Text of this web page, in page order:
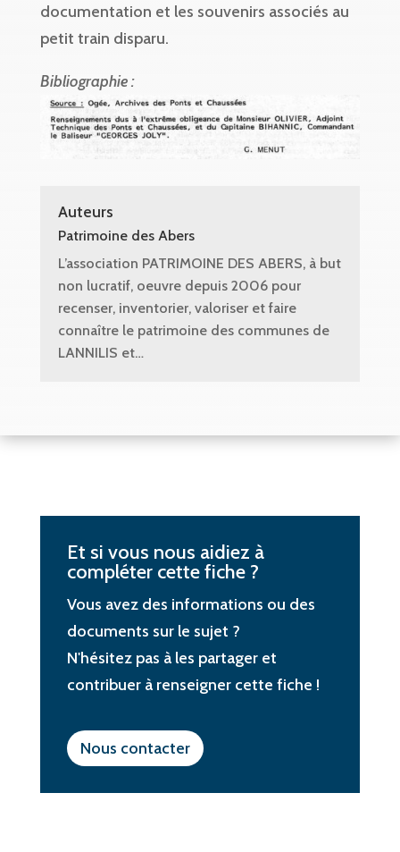
documentation et les souvenirs associés au
petit train disparu.
Bibliographie :
Auteurs
Patrimoine des Abers
L’association PATRIMOINE DES ABERS, à but
non lucratif, oeuvre depuis 2006 pour
recenser, inventorier, valoriser et faire
connaître le patrimoine des communes de
LANNILIS et…
Et si vous nous aidiez à
compléter cette fiche ?
Vous avez des informations ou des
documents sur le sujet ?
N'hésitez pas à les partager et
contribuer à renseigner cette fiche !
Nous contacter